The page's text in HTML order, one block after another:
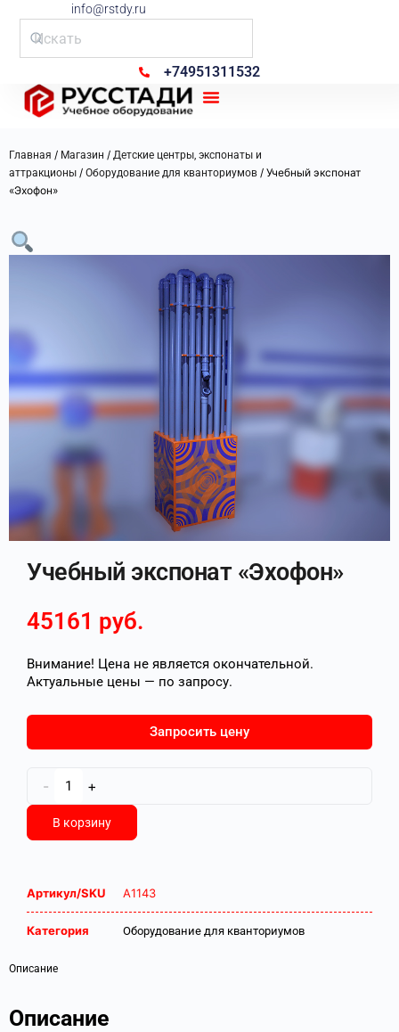
info@rstdy.ru
+74951311532
Главная / Магазин / Детские центры, экспонаты и
аттракционы / Оборудование для кванториумов / Учебный экспонат
«Эхофон»
Учебный экспонат «Эхофон»
45161 руб.
Внимание! Цена не является окончательной.
Актуальные цены — по запросу.
Запросить цену
- +
В корзину
Артикул/SKU А1143
Категория Оборудование для кванториумов
Описание
Описание